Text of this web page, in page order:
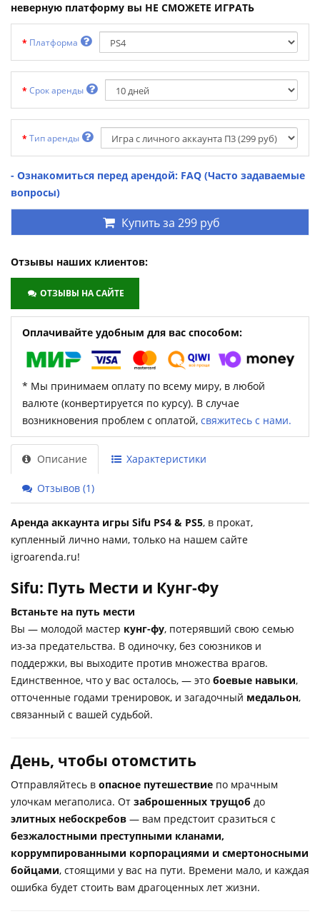
неверную платформу вы НЕ СМОЖЕТЕ ИГРАТЬ
Платформа
Срок аренды
Тип аренды
- Ознакомиться перед арендой: FAQ (Часто задаваемые
вопросы)
Купить за 299 руб
Отзывы наших клиентов:
ОТЗЫВЫ НА САЙТЕ
Оплачивайте удобным для вас способом:
* Мы принимаем оплату по всему миру, в любой
валюте (конвертируется по курсу). В случае
возникновения проблем с оплатой, свяжитесь с нами.
Описание Характеристики
Отзывов (1)
Аренда аккаунта игры Sifu PS4 & PS5, в прокат,
купленный лично нами, только на нашем сайте
igroarenda.ru!
Sifu: Путь Мести и Кунг-Фу
Встаньте на путь мести
Вы — молодой мастер кунг-фу, потерявший свою семью
из-за предательства. В одиночку, без союзников и
поддержки, вы выходите против множества врагов.
Единственное, что у вас осталось, — это боевые навыки,
отточенные годами тренировок, и загадочный медальон,
связанный с вашей судьбой.
День, чтобы отомстить
Отправляйтесь в опасное путешествие по мрачным
улочкам мегаполиса. От заброшенных трущоб до
элитных небоскребов — вам предстоит сразиться с
безжалостными преступными кланами,
коррумпированными корпорациями и смертоносными
бойцами, стоящими у вас на пути. Времени мало, и каждая
ошибка будет стоить вам драгоценных лет жизни.